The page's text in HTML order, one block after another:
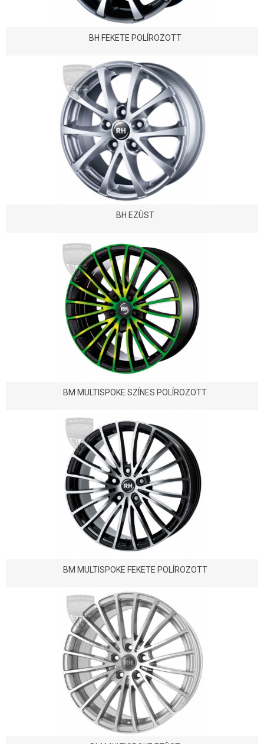
BH FEKETE POLÍROZOTT
BH EZÜST
BM MULTISPOKE SZÍNES POLÍROZOTT
BM MULTISPOKE FEKETE POLÍROZOTT